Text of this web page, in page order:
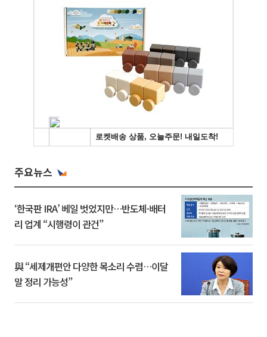
주요뉴스
‘한국판 IRA’ 베일 벗었지만…반도체·배터
리 업계 “시행령이 관건”
與 “세제개편안 다양한 목소리 수렴…이달
말 정리 가능성”